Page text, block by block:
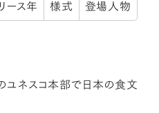
ース年 様式 登場人物
ネスコ本部で日本の食文